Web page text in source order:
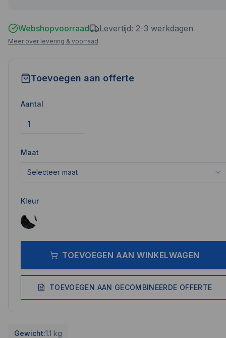
Webshopvoorraad Levertijd: 2-3 werkdagen
Meer over levering & voorraad
Toevoegen aan offerte
Aantal
Maat
Selecteer maat
Kleur
TOEVOEGEN AAN WINKELWAGEN
TOEVOEGEN AAN GECOMBINEERDE OFFERTE
Gewicht:1.1 kg